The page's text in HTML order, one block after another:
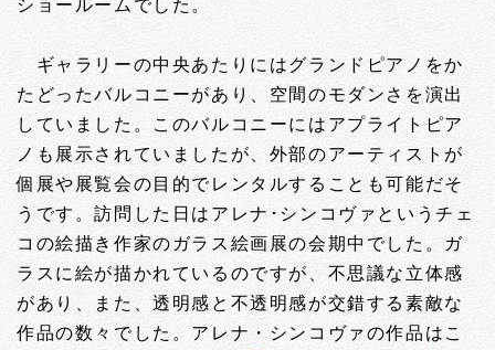
ショールームでした。
ギャラリーの中央あたりにはグランドピアノをか
たどったバルコニーがあり、空間のモダンさを演出
していました。このバルコニーにはアプライトピア
ノも展示されていましたが、外部のアーティストが
個展や展覧会の目的でレンタルすることも可能だそ
うです。訪問した日はアレナ･シンコヴァというチェ
コの絵描き作家のガラス絵画展の会期中でした。ガ
ラスに絵が描かれているのですが、不思議な立体感
があり、また、透明感と不透明感が交錯する素敵な
作品の数々でした。アレナ・シンコヴァの作品はこ